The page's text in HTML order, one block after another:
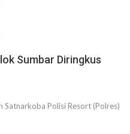
Sumbar Diringkus
Satnarkoba Polisi Resort (Polres)